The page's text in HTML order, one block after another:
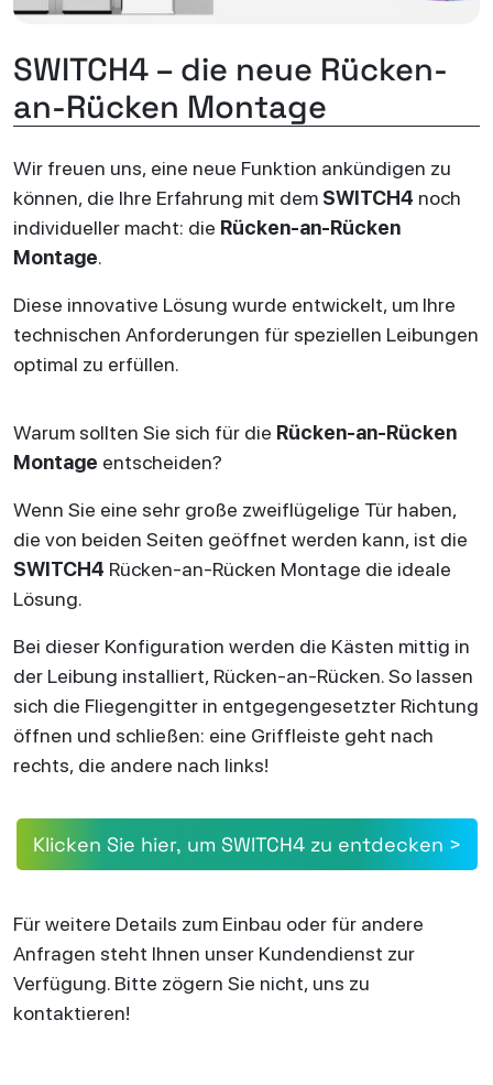
SWITCH4 – die neue Rücken-
an-Rücken Montage
Wir freuen uns, eine neue Funktion ankündigen zu
können, die Ihre Erfahrung mit dem SWITCH4 noch
individueller macht: die Rücken-an-Rücken
Montage.
Diese innovative Lösung wurde entwickelt, um Ihre
technischen Anforderungen für speziellen Leibungen
optimal zu erfüllen.
Warum sollten Sie sich für die Rücken-an-Rücken
Montage entscheiden?
Wenn Sie eine sehr große zweiflügelige Tür haben,
die von beiden Seiten geöffnet werden kann, ist die
SWITCH4 Rücken-an-Rücken Montage die ideale
Lösung.
Bei dieser Konfiguration werden die Kästen mittig in
der Leibung installiert, Rücken-an-Rücken. So lassen
sich die Fliegengitter in entgegengesetzter Richtung
öffnen und schließen: eine Griffleiste geht nach
rechts, die andere nach links!
Klicken Sie hier, um SWITCH4 zu entdecken >
Für weitere Details zum Einbau oder für andere
Anfragen steht Ihnen unser Kundendienst zur
Verfügung. Bitte zögern Sie nicht, uns zu
kontaktieren!